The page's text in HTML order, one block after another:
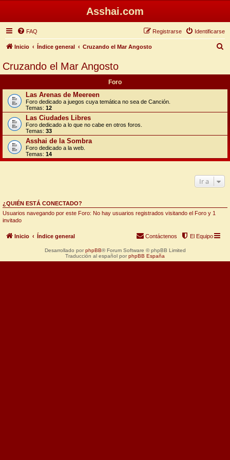
Asshai.com
FAQ Identificarse
Registrarse
Inicio Índice general Cruzando el Mar Angosto
Cruzando el Mar Angosto
Foro
Las Arenas de Meereen
Foro dedicado a juegos cuya temática no sea de Canción.
Temas: 12
Las Ciudades Libres
Foro dedicado a lo que no cabe en otros foros.
Temas: 33
Asshai de la Sombra
Foro dedicado a la web.
Temas: 14
Ir a
¿QUIÉN ESTÁ CONECTADO?
Usuarios navegando por este Foro: No hay usuarios registrados visitando el Foro y 1
invitado
Inicio Índice general El Equipo
Contáctenos
Desarrollado por phpBB® Forum Software © phpBB Limited
Traducción al español por phpBB España